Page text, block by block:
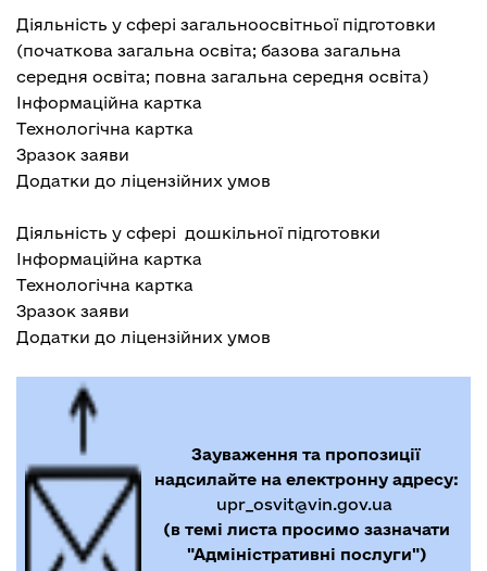
Діяльність у сфері загальноосвітньої підготовки
(початкова загальна освіта; базова загальна
середня освіта; повна загальна середня освіта)
Інформаційна картка
Технологічна картка
Зразок заяви
Додатки до ліцензійних умов
Діяльність у сфері дошкільної підготовки
Інформаційна картка
Технологічна картка
Зразок заяви
Додатки до ліцензійних умов
Зауваження та пропозиції
надсилайте на електронну адресу:
upr_osvit@vin.gov.ua
(в темі листа просимо зазначати
"Адміністративні послуги")